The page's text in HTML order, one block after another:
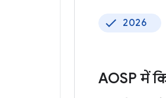
2026
AOSP में